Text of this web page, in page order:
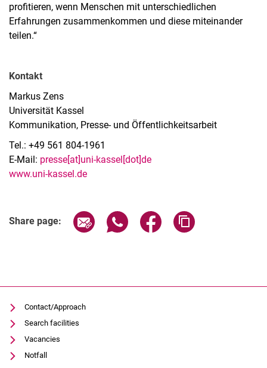
profitieren, wenn Menschen mit unterschiedlichen
Erfahrungen zusammenkommen und diese miteinander
teilen.“
Kontakt
Markus Zens
Universität Kassel
Kommunikation, Presse- und Öffentlichkeitsarbeit
Tel.: +49 561 804-1961
E-Mail: presse[at]uni-kassel[dot]de
www.uni-kassel.de
Share page: Share page via email
Share page via WhatsApp
Share page via
Contact/Approach
Search facilities
Vacancies
Notfall